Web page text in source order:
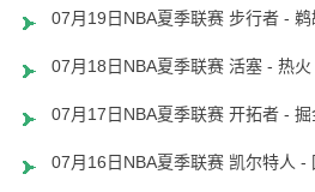
07月19日NBA夏季联赛 步行者 -
07月18日NBA夏季联赛 活塞 - 热火
07月17日NBA夏季联赛 开拓者 -
07月16日NBA夏季联赛 凯尔特人 -